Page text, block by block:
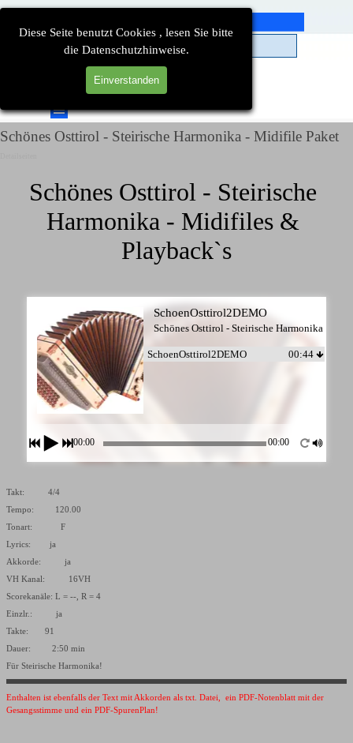
Diese Seite benutzt Cookies , lesen Sie bitte
die Datenschutzhinweise.
Einverstanden
Direkt zum Seiteninhalt
Menü überspringen
Schönes Osttirol - Steirische Harmonika - Midifile Paket
Schönes Osttirol - Steirische
Harmonika - Midifiles &
Playback`s
SchoenOsttirol2DEMO
Schönes Osttirol - Steirische Harmonika
SchoenOsttirol2DEMO 00:44
00:00 00:00
Takt: 4/4
Tempo: 120.00
Tonart: F
Lyrics: ja
Akkorde: ja
VH Kanal: 16VH
Scorekanäle: L = --, R = 4
Einzlr.: ja
Takte: 91
Dauer: 2:50 min
Für Steirische Harmonika!
Enthalten ist ebenfalls der Text mit Akkorden als txt. Datei, ein PDF-Notenblatt mit der
Gesangsstimme und ein PDF-SpurenPlan!